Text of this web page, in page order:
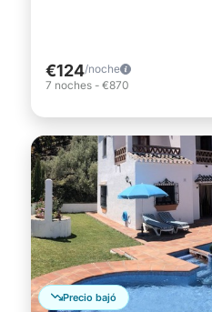
€124/noche
7 noches - €870
Precio bajó